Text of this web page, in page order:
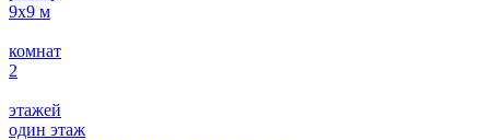
9х9 м
комнат
2
этажей
один этаж